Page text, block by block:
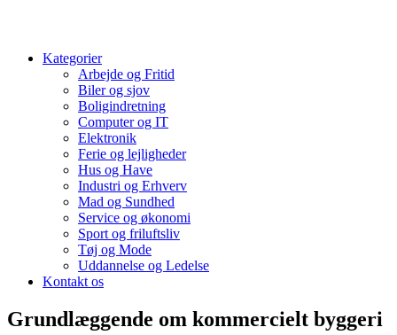
Kategorier
Arbejde og Fritid
Biler og sjov
Boligindretning
Computer og IT
Elektronik
Ferie og lejligheder
Hus og Have
Industri og Erhverv
Mad og Sundhed
Service og økonomi
Sport og friluftsliv
Tøj og Mode
Uddannelse og Ledelse
Kontakt os
Grundlæggende om kommercielt byggeri